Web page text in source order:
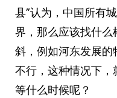
县”认为，中国所有
界，那么应该找什
斜，例如河东发展
不行，这种情况下，
等什么时候呢？